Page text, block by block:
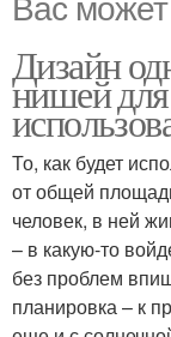
Дизайн
нишей
То, как будет
от общей
человек, в ней
– в какую-то
без проблем
планировка – к